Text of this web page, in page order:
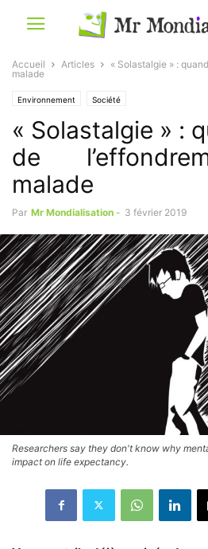
Accueil Articles
« Solastalgie » :
malade
Environnement Société
« Solastalgie » :
de
malade
Par Mr Mondialisation - 3 février 2019
Researchers say they don't know why
impact on life expectancy.